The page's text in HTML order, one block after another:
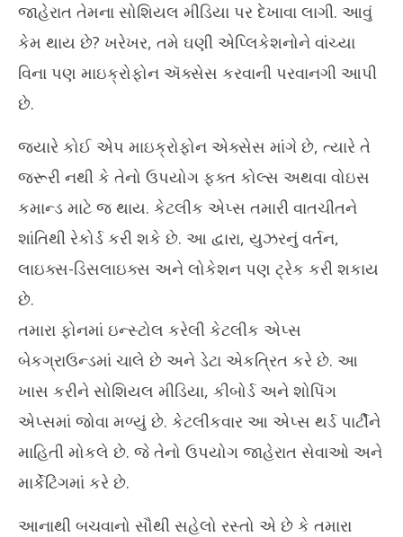
જાહેરાત તેમના સોશિયલ મીડિયા પર દેખાવા લાગી. આવું
કેમ થાય છે? ખરેખર, તમે ઘણી એપ્લિકેશનોને વાંચ્યા
વિના પણ માઇક્રોફોન ઍક્સેસ કરવાની પરવાનગી આપી
છે.
જ્યારે કોઈ એપ માઇક્રોફોન એક્સેસ માંગે છે, ત્યારે તે
જરૂરી નથી કે તેનો ઉપયોગ ફક્ત કોલ્સ અથવા વોઇસ
કમાન્ડ માટે જ થાય. કેટલીક એપ્સ તમારી વાતચીતને
શાંતિથી રેકોર્ડ કરી શકે છે. આ દ્વારા, યુઝરનું વર્તન,
લાઇક્સ-ડિસલાઇક્સ અને લોકેશન પણ ટ્રેક કરી શકાય
છે.
તમારા ફોનમાં ઇન્સ્ટોલ કરેલી કેટલીક એપ્સ
બેકગ્રાઉન્ડમાં ચાલે છે અને ડેટા એકત્રિત કરે છે. આ
ખાસ કરીને સોશિયલ મીડિયા, કીબોર્ડ અને શોપિંગ
એપ્સમાં જોવા મળ્યું છે. કેટલીકવાર આ એપ્સ થર્ડ પાર્ટીને
માહિતી મોકલે છે. જે તેનો ઉપયોગ જાહેરાત સેવાઓ અને
માર્કેટિંગમાં કરે છે.
આનાથી બચવાનો સૌથી સહેલો રસ્તો એ છે કે તમારા